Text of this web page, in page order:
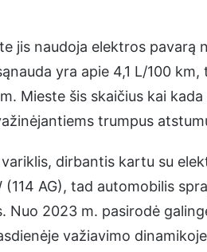
jis naudoja elektros pavarą
yra apie 4,1 L/100 km,
Mieste šis skaičius kai kada
trumpus
dirbantis kartu su
AG), tad automobilis
Nuo 2023 m. pasirodė
važiavimo